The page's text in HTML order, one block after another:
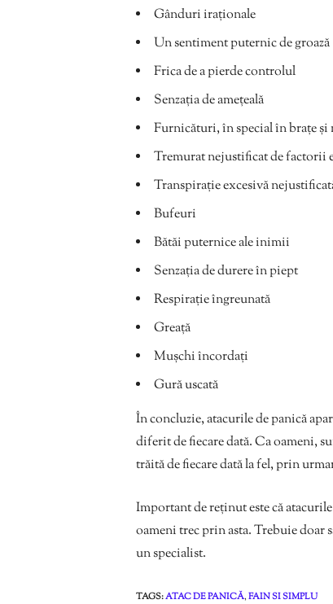
Gânduri iraționale
Un sentiment puternic de groază
Frica de a pierde controlul
Senzația de amețeală
Furnicături, în special în brațe și
Tremurat nejustificat de factorii
Transpirație excesivă
Bufeuri
Bătăi puternice ale inimii
Senzația de durere în piept
Respirație îngreunată
Greață
Mușchi încordați
Gură uscată
În concluzie, atacurile de panică
diferit de fiecare dată. Ca oameni,
trăită de fiecare dată la fel, prin
Important de reținut este că
oameni trec prin asta. Trebuie doar
un specialist.
TAGS:ATAC DE PANICĂ,FAIN SI SIMPLU